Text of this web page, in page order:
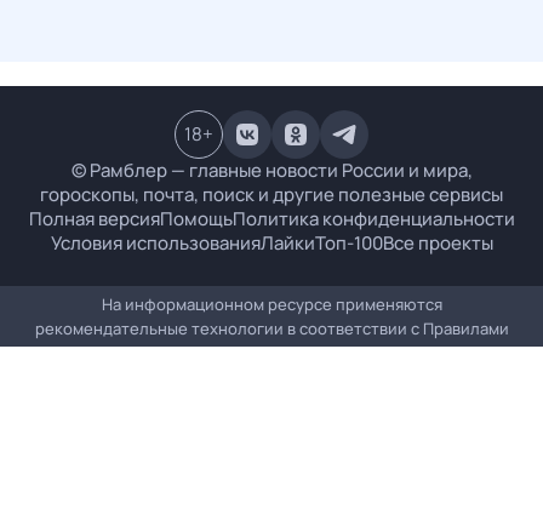
© Рамблер — главные новости России и мира,
гороскопы, почта, поиск и другие полезные сервисы
Полная версияПомощьПолитика конфиденциальности
Условия использованияЛайкиТоп-100Все проекты
18+
На информационном ресурсе применяются
рекомендательные технологии в соответствии с Правилами